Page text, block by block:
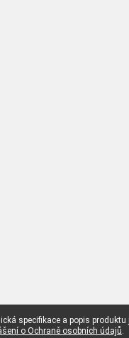
specifikace a popis produktu
o Ochraně osobních údajů.